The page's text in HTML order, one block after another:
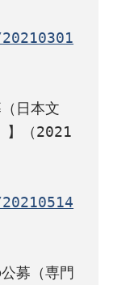
日本文
】（2021
募（専門